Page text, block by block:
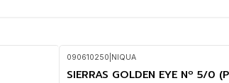
090610250 NIQUA
SIERRAS GOLDEN EYE Nº 5/0